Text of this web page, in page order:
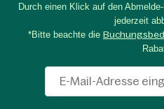
Durch einen Klick auf den
jederzeit
*Bitte beachte die